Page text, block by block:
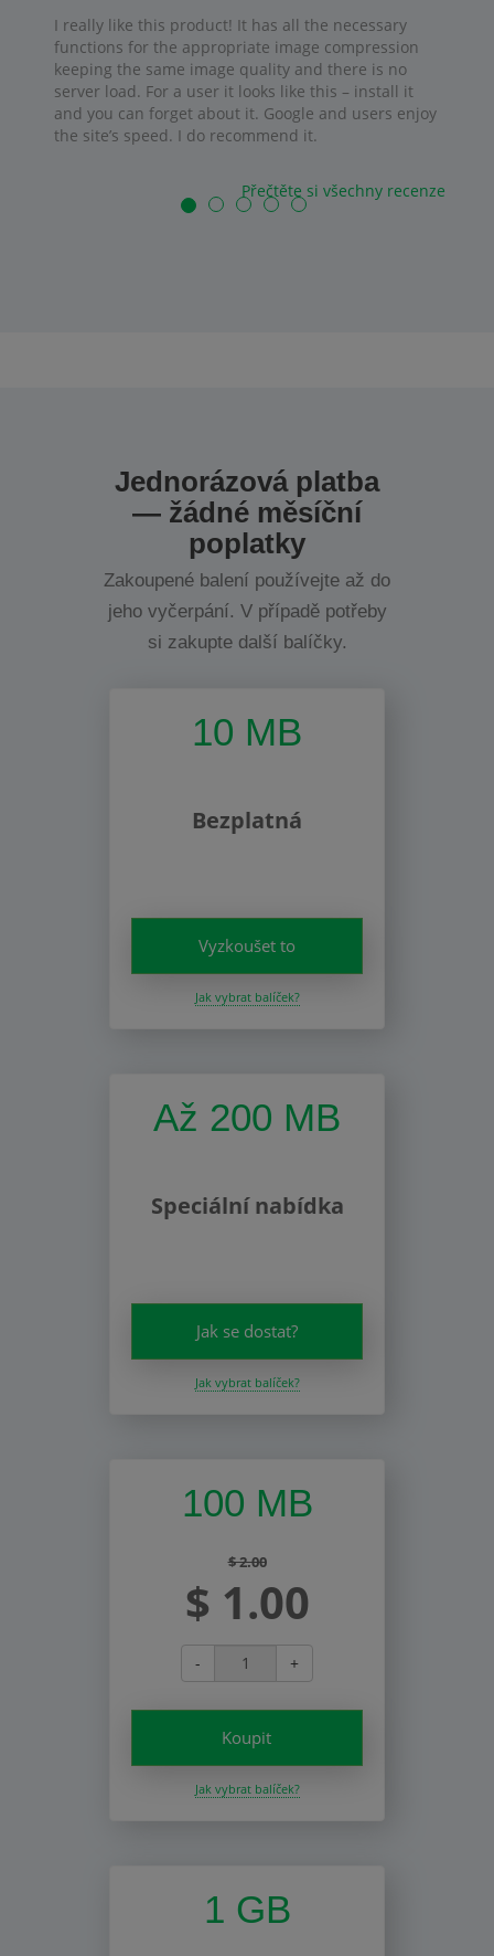
I really like this product! It has all the necessary
functions for the appropriate image compression
keeping the same image quality and there is no
server load. For a user it looks like this – install it
and you can forget about it. Google and users enjoy
the site’s speed. I do recommend it.
Přečtěte si všechny recenze
Jednorázová platba
— žádné měsíční
poplatky
Zakoupené balení používejte až do
jeho vyčerpání. V případě potřeby
si zakupte další balíčky.
10 MB
Bezplatná
Vyzkoušet to
Jak vybrat balíček?
Až 200 MB
Speciální nabídka
Jak se dostat?
Jak vybrat balíček?
100 MB
$ 2.00
$ 1.00
- +
Koupit
Jak vybrat balíček?
1 GB